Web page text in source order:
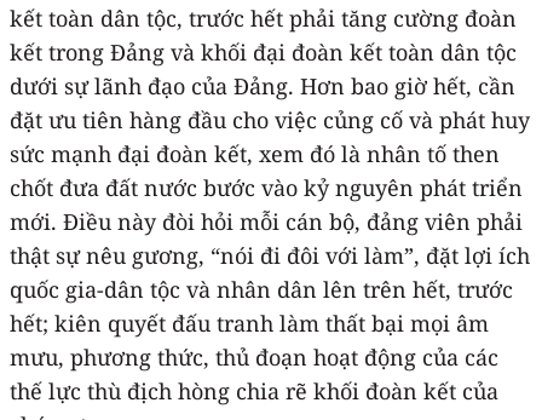
kết toàn dân tộc, trước hết phải tăng cường đoàn
kết trong Đảng và khối đại đoàn kết toàn dân tộc
dưới sự lãnh đạo của Đảng. Hơn bao giờ hết, cần
đặt ưu tiên hàng đầu cho việc củng cố và phát huy
sức mạnh đại đoàn kết, xem đó là nhân tố then
chốt đưa đất nước bước vào kỷ nguyên phát triển
mới. Điều này đòi hỏi mỗi cán bộ, đảng viên phải
thật sự nêu gương, “nói đi đôi với làm”, đặt lợi ích
quốc gia-dân tộc và nhân dân lên trên hết, trước
hết; kiên quyết đấu tranh làm thất bại mọi âm
mưu, phương thức, thủ đoạn hoạt động của các
thế lực thù địch hòng chia rẽ khối đoàn kết của